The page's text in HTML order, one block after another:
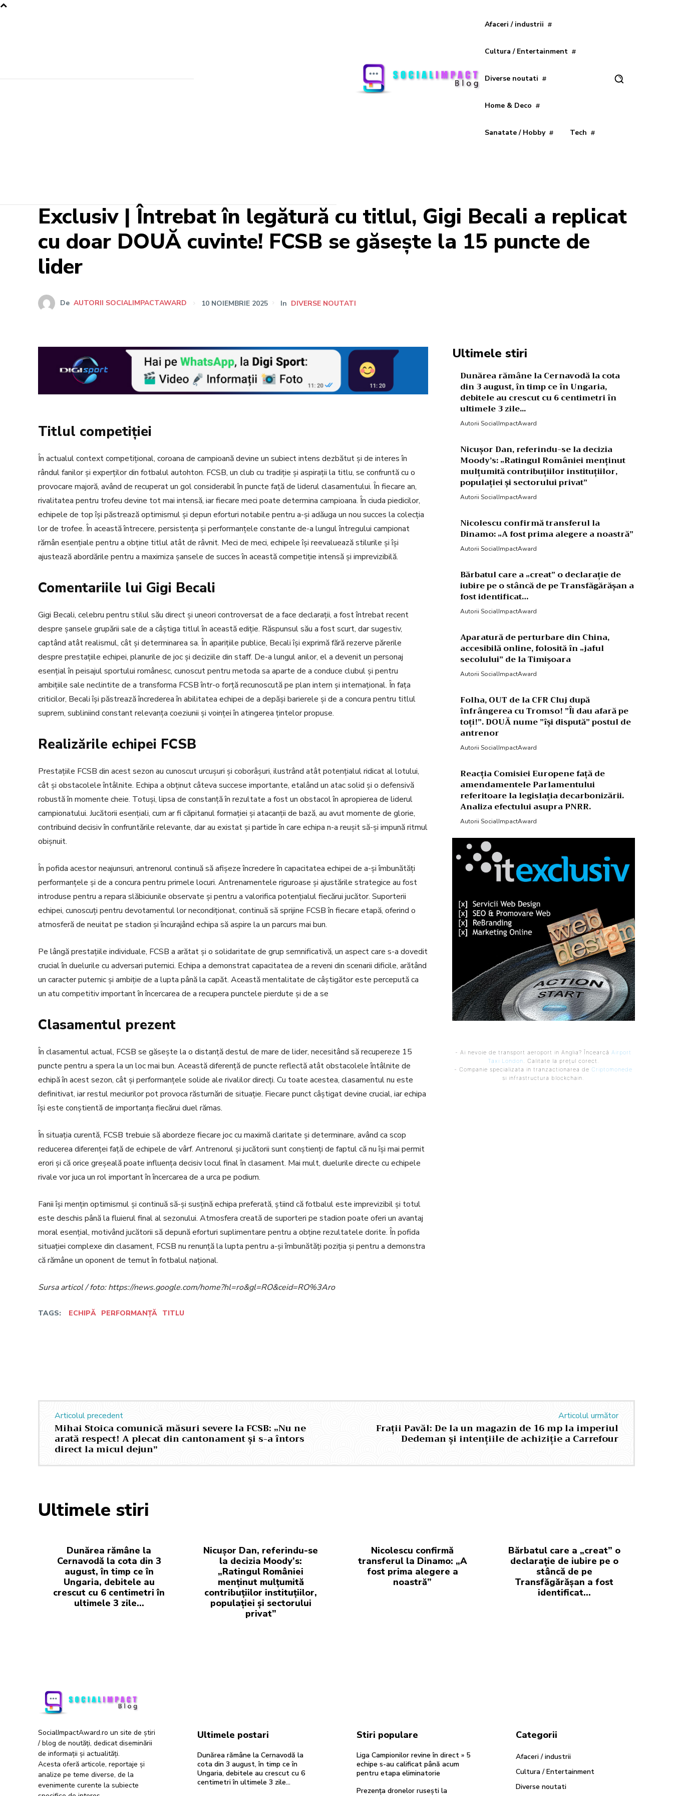
Afaceri / industrii
Cultura / Entertainment
Diverse noutati
Home & Deco
Sanatate / Hobby Tech
Exclusiv | Întrebat în legătură cu titlul, Gigi Becali a replicat
cu doar DOUĂ cuvinte! FCSB se găsește la 15 puncte de
lider
De AUTORII SOCIALIMPACTAWARD 10 NOIEMBRIE 2025 In DIVERSE NOUTATI
Titlul competiției
În actualul context competițional, coroana de campioană devine un subiect intens dezbătut și de interes în
rândul fanilor și experților din fotbalul autohton. FCSB, un club cu tradiție și aspirații la titlu, se confruntă cu o
provocare majoră, având de recuperat un gol considerabil în puncte față de liderul clasamentului. În fiecare an,
rivalitatea pentru trofeu devine tot mai intensă, iar fiecare meci poate determina campioana. În ciuda piedicilor,
echipele de top își păstrează optimismul și depun eforturi notabile pentru a-și adăuga un nou succes la colecția
lor de trofee. În această întrecere, persistența și performanțele constante de-a lungul întregului campionat
rămân esențiale pentru a obține titlul atât de râvnit. Meci de meci, echipele își reevaluează stilurile și își
ajustează abordările pentru a maximiza șansele de succes în această competiție intensă și imprevizibilă.
Comentariile lui Gigi Becali
Gigi Becali, celebru pentru stilul său direct și uneori controversat de a face declarații, a fost întrebat recent
despre șansele grupării sale de a câștiga titlul în această ediție. Răspunsul său a fost scurt, dar sugestiv,
captând atât realismul, cât și determinarea sa. În aparițiile publice, Becali își exprimă fără rezerve părerile
despre prestațiile echipei, planurile de joc și deciziile din staff. De-a lungul anilor, el a devenit un personaj
esențial în peisajul sportului românesc, cunoscut pentru metoda sa aparte de a conduce clubul și pentru
ambițiile sale neclintite de a transforma FCSB într-o forță recunoscută pe plan intern și internațional. În fața
criticilor, Becali își păstrează încrederea în abilitatea echipei de a depăși barierele și de a concura pentru titlul
suprem, subliniind constant relevanța coeziunii și voinței în atingerea țintelor propuse.
Realizările echipei FCSB
Prestațiile FCSB din acest sezon au cunoscut urcușuri și coborâșuri, ilustrând atât potențialul ridicat al lotului,
cât și obstacolele întâlnite. Echipa a obținut câteva succese importante, etalând un atac solid și o defensivă
robustă în momente cheie. Totuși, lipsa de constanță în rezultate a fost un obstacol în apropierea de liderul
campionatului. Jucătorii esențiali, cum ar fi căpitanul formației și atacanții de bază, au avut momente de glorie,
contribuind decisiv în confruntările relevante, dar au existat și partide în care echipa n-a reușit să-și impună ritmul
obișnuit.
În pofida acestor neajunsuri, antrenorul continuă să afișeze încredere în capacitatea echipei de a-și îmbunătăți
performanțele și de a concura pentru primele locuri. Antrenamentele riguroase și ajustările strategice au fost
introduse pentru a repara slăbiciunile observate și pentru a valorifica potențialul fiecărui jucător. Suporterii
echipei, cunoscuți pentru devotamentul lor necondiționat, continuă să sprijine FCSB în fiecare etapă, oferind o
atmosferă de neuitat pe stadion și încurajând echipa să aspire la un parcurs mai bun.
Pe lângă prestațiile individuale, FCSB a arătat și o solidaritate de grup semnificativă, un aspect care s-a dovedit
crucial în duelurile cu adversari puternici. Echipa a demonstrat capacitatea de a reveni din scenarii dificile, arătând
un caracter puternic și ambiție de a lupta până la capăt. Această mentalitate de câștigător este percepută ca
un atu competitiv important în încercarea de a recupera punctele pierdute și de a se
Clasamentul prezent
În clasamentul actual, FCSB se găsește la o distanță destul de mare de lider, necesitând să recupereze 15
puncte pentru a spera la un loc mai bun. Această diferență de puncte reflectă atât obstacolele întâlnite de
echipă în acest sezon, cât și performanțele solide ale rivalilor direcți. Cu toate acestea, clasamentul nu este
definitivat, iar restul meciurilor pot provoca răsturnări de situație. Fiecare punct câștigat devine crucial, iar echipa
își este conștientă de importanța fiecărui duel rămas.
În situația curentă, FCSB trebuie să abordeze fiecare joc cu maximă claritate și determinare, având ca scop
reducerea diferenței față de echipele de vârf. Antrenorul și jucătorii sunt conștienți de faptul că nu își mai permit
erori și că orice greșeală poate influența decisiv locul final în clasament. Mai mult, duelurile directe cu echipele
rivale vor juca un rol important în încercarea de a urca pe podium.
Fanii își mențin optimismul și continuă să-și susțină echipa preferată, știind că fotbalul este imprevizibil și totul
este deschis până la fluierul final al sezonului. Atmosfera creată de suporteri pe stadion poate oferi un avantaj
moral esențial, motivând jucătorii să depună eforturi suplimentare pentru a obține rezultatele dorite. În pofida
situației complexe din clasament, FCSB nu renunță la lupta pentru a-și îmbunătăți poziția și pentru a demonstra
că rămâne un oponent de temut în fotbalul național.
Sursa articol / foto: https://news.google.com/home?hl=ro&gl=RO&ceid=RO%3Aro
TAGS: ECHIPĂ PERFORMANȚĂ TITLU
Ultimele stiri
Dunărea rămâne la Cernavodă la cota
din 3 august, în timp ce în Ungaria,
debitele au crescut cu 6 centimetri în
ultimele 3 zile...
Autorii SocialImpactAward
Nicușor Dan, referindu-se la decizia
Moody’s: „Ratingul României menținut
mulțumită contribuțiilor instituțiilor,
populației și sectorului privat”
Autorii SocialImpactAward
Nicolescu confirmă transferul la
Dinamo: „A fost prima alegere a noastră”
Autorii SocialImpactAward
Bărbatul care a „creat” o declarație de
iubire pe o stâncă de pe Transfăgărășan a
fost identificat…
Autorii SocialImpactAward
Aparatură de perturbare din China,
accesibilă online, folosită în „jaful
secolului” de la Timișoara
Autorii SocialImpactAward
Folha, OUT de la CFR Cluj după
înfrângerea cu Tromso! ”Îi dau afară pe
toți!”. DOUĂ nume ”își dispută” postul de
antrenor
Autorii SocialImpactAward
Reacția Comisiei Europene față de
amendamentele Parlamentului
referitoare la legislația decarbonizării.
Analiza efectului asupra PNRR.
Autorii SocialImpactAward
- Ai nevoie de transport aeroport in Anglia? ÎncearcăAirport
Taxi London. Calitate la prețul corect.
- Companie specializata in tranzactionarea deCriptomonede
si infrastructura blockchain.
Articolul precedent
Mihai Stoica comunică măsuri severe la FCSB: „Nu ne
arată respect! A plecat din cantonament și s-a întors
direct la micul dejun”
Articolul următor
Frații Pavăl: De la un magazin de 16 mp la imperiul
Dedeman și intențiile de achiziție a Carrefour
Ultimele stiri
Dunărea rămâne la
Cernavodă la cota din 3
august, în timp ce în
Ungaria, debitele au
crescut cu 6 centimetri în
ultimele 3 zile...
Nicușor Dan, referindu-se
la decizia Moody’s:
„Ratingul României
menținut mulțumită
contribuțiilor instituțiilor,
populației și sectorului
privat”
Nicolescu confirmă
transferul la Dinamo: „A
fost prima alegere a
noastră”
Bărbatul care a „creat” o
declarație de iubire pe o
stâncă de pe
Transfăgărășan a fost
identificat…
SocialImpactAward.ro un site de știri
/ blog de noutăți, dedicat diseminării
de informații și actualități.
Acesta oferă articole, reportaje și
analize pe teme diverse, de la
evenimente curente la subiecte
Ultimele postari
Dunărea rămâne la Cernavodă la
cota din 3 august, în timp ce în
Ungaria, debitele au crescut cu 6
centimetri în ultimele 3 zile...
Stiri populare
Liga Campionilor revine în direct » 5
echipe s-au calificat până acum
pentru etapa eliminatorie
Prezența dronelor rusești la
Categorii
Afaceri / industrii
Cultura / Entertainment
Diverse noutati